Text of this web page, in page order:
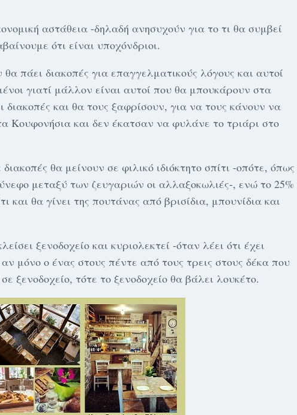
αστάθεια -δηλαδή ανησυχούν για το τι θα συμβεί
ότι είναι υποχόνδριοι.
θα πάει διακοπές για επαγγελματικούς λόγους και αυτοί
γιατί μάλλον είναι αυτοί που θα μπουκάρουν στα
διακοπές και θα τους ξαφρίσουν, για να τους κάνουν να
Κουφονήσια και δεν έκατσαν να φυλάνε το τριάρι στο
θα μείνουν σε φιλικό ιδιόκτητο σπίτι -οπότε, όπως
μεταξύ των ζευγαριών οι αλλαξοκωλιές-, ενώ το 25%
και θα γίνει της πουτάνας από βρισίδια, μπουνίδια και
ξενοδοχείο και κυριολεκτεί -όταν λέει ότι έχει
αν μόνο ο ένας στους πέντε από τους τρεις στους δέκα που
ξενοδοχείο, τότε το ξενοδοχείο θα βάλει λουκέτο.